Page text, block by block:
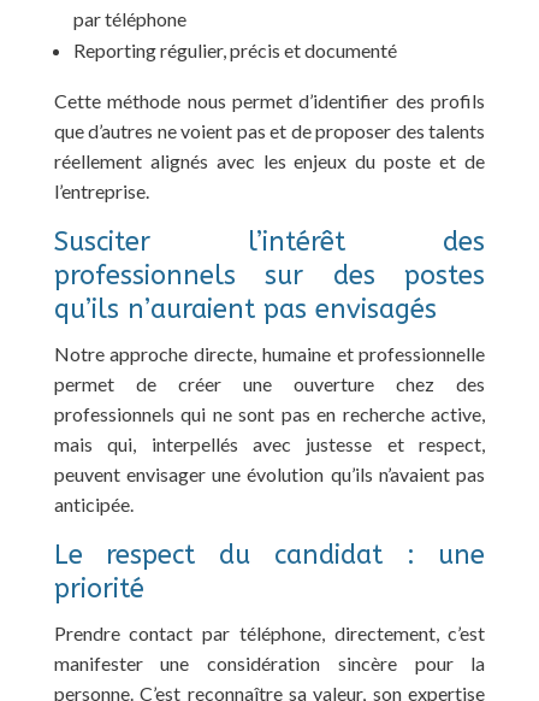
par téléphone
Reporting régulier, précis et documenté
Cette méthode nous permet d’identifier des profils
que d’autres ne voient pas et de proposer des talents
réellement alignés avec les enjeux du poste et de
l’entreprise.
Susciter l’intérêt des
professionnels sur des postes
qu’ils n’auraient pas envisagés
Notre approche directe, humaine et professionnelle
permet de créer une ouverture chez des
professionnels qui ne sont pas en recherche active,
mais qui, interpellés avec justesse et respect,
peuvent envisager une évolution qu’ils n’avaient pas
anticipée.
Le respect du candidat : une
priorité
Prendre contact par téléphone, directement, c’est
manifester une considération sincère pour la
personne. C’est reconnaître sa valeur, son expertise